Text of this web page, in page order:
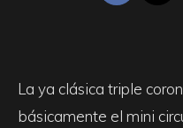
La ya clásica triple
básicamente el mini